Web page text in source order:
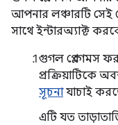
আপনার লঞ্চারটি
সাথে ইন্টারঅ্যাক্ট
গুগল প্লে গেমস
প্রক্রিয়াটিকে
সূচনাযাচাই
এটি যত